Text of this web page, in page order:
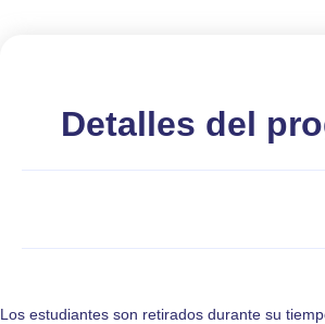
Detalles del
Los estudiantes son retirados durante su